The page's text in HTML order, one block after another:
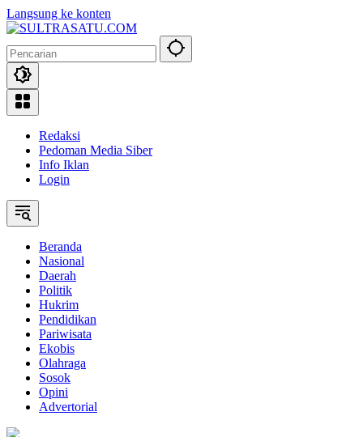
Langsung ke konten
Redaksi
Pedoman Media Siber
Info Iklan
Login
Beranda
Nasional
Daerah
Politik
Hukrim
Pendidikan
Pariwisata
Ekobis
Olahraga
Sosok
Opini
Advertorial